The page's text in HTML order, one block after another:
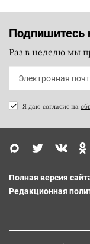
Подпишитесь
Раз в неделю мы
Я даю согласие на
Полная версия
Редакционная